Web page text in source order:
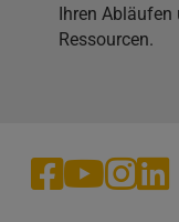
Ihren Abläufen
Ressourcen.